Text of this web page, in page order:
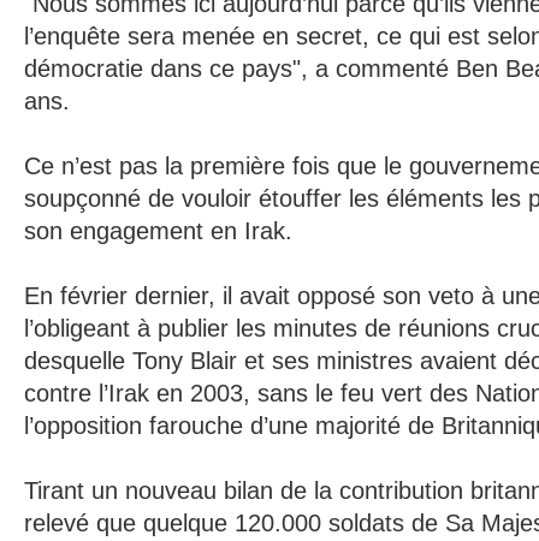
l’enquête sera menée en secret, ce qui est
démocratie dans ce pays", a commenté Ben
ans.
Ce n’est pas la première fois que le
soupçonné de vouloir étouffer les éléments les
son engagement en Irak.
En février dernier, il avait opposé son veto à
l’obligeant à publier les minutes de réunions
desquelle Tony Blair et ses ministres avaient
contre l’Irak en 2003, sans le feu vert des
l’opposition farouche d’une majorité de
Tirant un nouveau bilan de la contribution
relevé que quelque 120.000 soldats de Sa